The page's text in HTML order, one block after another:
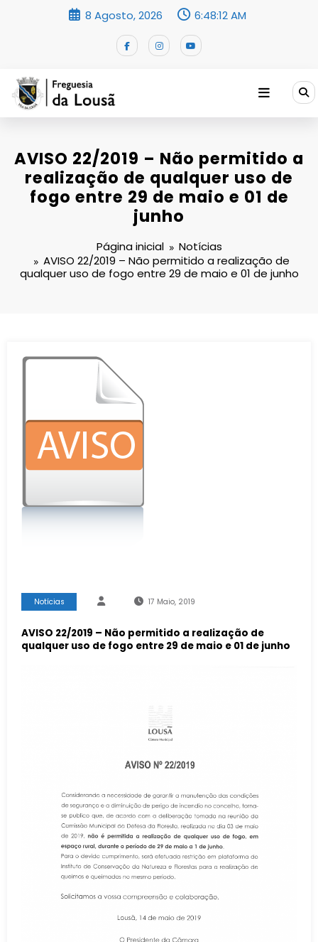
8 Agosto, 2026 6:48:13 AM
AVISO 22/2019 – Não permitido a
realização de qualquer uso de
fogo entre 29 de maio e 01 de
junho
Página inicial
Notícias
AVISO 22/2019 – Não permitido a realização de
qualquer uso de fogo entre 29 de maio e 01 de junho
Notícias 17 Maio, 2019
AVISO 22/2019 – Não permitido a realização de
qualquer uso de fogo entre 29 de maio e 01 de junho